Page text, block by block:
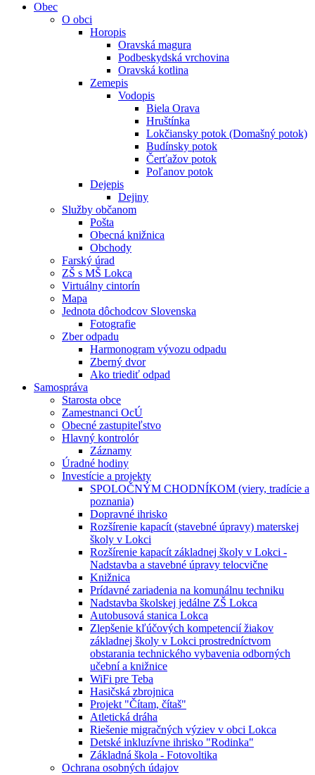
Obec
O obci
Horopis
Oravská magura
Podbeskydská vrchovina
Oravská kotlina
Zemepis
Vodopis
Biela Orava
Hruštínka
Lokčiansky potok (Domašný potok)
Budínsky potok
Čerťažov potok
Poľanov potok
Dejepis
Dejiny
Služby občanom
Pošta
Obecná knižnica
Obchody
Farský úrad
ZŠ s MŠ Lokca
Virtuálny cintorín
Mapa
Jednota dôchodcov Slovenska
Fotografie
Zber odpadu
Harmonogram vývozu odpadu
Zberný dvor
Ako triediť odpad
Samospráva
Starosta obce
Zamestnanci OcÚ
Obecné zastupiteľstvo
Hlavný kontrolór
Záznamy
Úradné hodiny
Investície a projekty
SPOLOČNÝM CHODNÍKOM (viery, tradície a
poznania)
Dopravné ihrisko
Rozšírenie kapacít (stavebné úpravy) materskej
školy v Lokci
Rozšírenie kapacít základnej školy v Lokci -
Nadstavba a stavebné úpravy telocvične
Knižnica
Prídavné zariadenia na komunálnu techniku
Nadstavba školskej jedálne ZŠ Lokca
Autobusová stanica Lokca
Zlepšenie kľúčových kompetencií žiakov
základnej školy v Lokci prostredníctvom
obstarania technického vybavenia odborných
učební a knižnice
WiFi pre Teba
Hasičská zbrojnica
Projekt "Čítam, čítaš"
Atletická dráha
Riešenie migračných výziev v obci Lokca
Detské inkluzívne ihrisko "Rodinka"
Základná škola - Fotovoltika
Ochrana osobných údajov